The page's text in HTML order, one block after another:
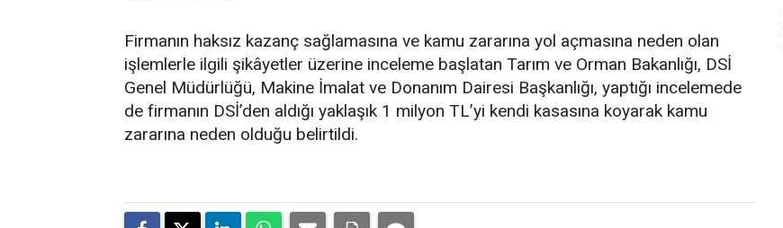
Firmanın haksız kazanç sağlamasına ve kamu zararına yol açmasına neden olan
işlemlerle ilgili şikâyetler üzerine inceleme başlatan Tarım ve Orman Bakanlığı, DSİ
Genel Müdürlüğü, Makine İmalat ve Donanım Dairesi Başkanlığı, yaptığı incelemede
de firmanın DSİ’den aldığı yaklaşık 1 milyon TL’yi kendi kasasına koyarak kamu
zararına neden olduğu belirtildi.